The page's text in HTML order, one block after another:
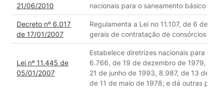
21/06/2010
nacionais para o saneamento básico e
Decreto nº 6.017
de 17/01/2007
Regulamenta a Lei no 11.107, de 6 de
gerais de contratação de consórcios
Lei nº 11.445 de
05/01/2007
Estabelece diretrizes nacionais para o
6.766, de 19 de dezembro de 1979,
21 de junho de 1993, 8.987, de 13 de
de 11 de maio de 1978; e dá outras